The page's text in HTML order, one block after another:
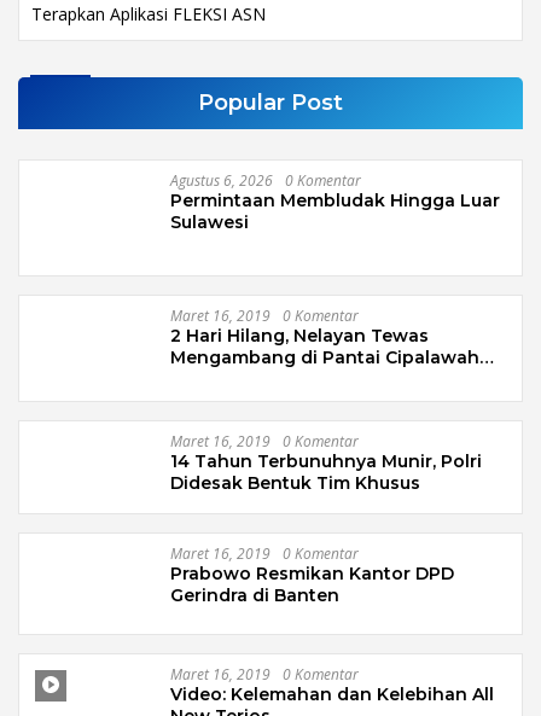
Terapkan Aplikasi FLEKSI ASN
Popular Post
Agustus 6, 2026 0 Komentar
Permintaan Membludak Hingga Luar
Sulawesi
Maret 16, 2019 0 Komentar
2 Hari Hilang, Nelayan Tewas
Mengambang di Pantai Cipalawah
Maret 16, 2019 0 Komentar
14 Tahun Terbunuhnya Munir, Polri
Didesak Bentuk Tim Khusus
Maret 16, 2019 0 Komentar
Prabowo Resmikan Kantor DPD
Gerindra di Banten
Maret 16, 2019 0 Komentar
Video: Kelemahan dan Kelebihan All